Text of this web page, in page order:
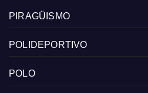
PIRAGÜISMO
POLIDEPORTIVO
POLO